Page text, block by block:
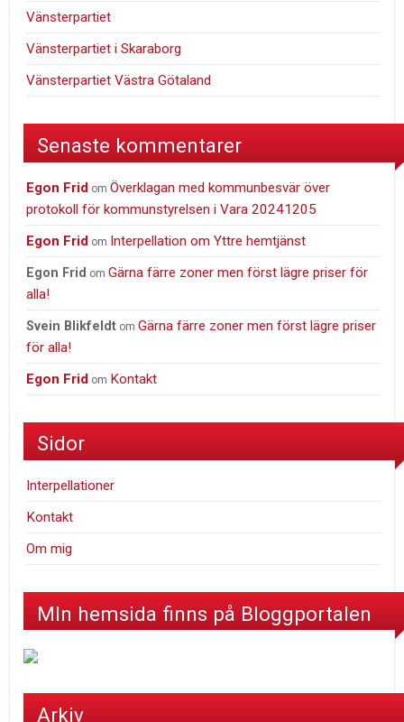
Vänsterpartiet
Vänsterpartiet i Skaraborg
Vänsterpartiet Västra Götaland
Senaste kommentarer
Egon Frid omÖverklagan med kommunbesvär över
protokoll för kommunstyrelsen i Vara 20241205
Egon Frid om Interpellation om Yttre hemtjänst
Egon Frid omGärna färre zoner men först lägre priser för
alla!
Svein Blikfeldt omGärna färre zoner men först lägre priser
för alla!
Egon Frid om Kontakt
Sidor
Interpellationer
Kontakt
Om mig
MIn hemsida finns på Bloggportalen
Arkiv